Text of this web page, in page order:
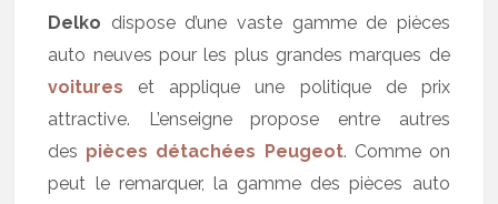
Delko dispose d’une vaste gamme de pièces
auto neuves pour les plus grandes marques de
voitures et applique une politique de prix
attractive. L’enseigne propose entre autres
des pièces détachées Peugeot. Comme on
peut le remarquer, la gamme des pièces auto